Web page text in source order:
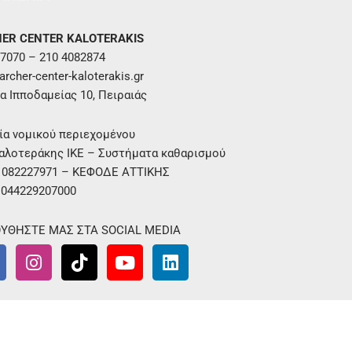
CENTER KALOTERAKIS
– 210 4082874
center-kaloterakis.gr
Ιπποδαμείας 10, Πειραιάς
νομικού περιεχομένου
ΙΚΕ – Συστήματα καθαρισμού
– ΚΕΦΟΔΕ ΑΤΤΙΚΗΣ
ΜΑΣ ΣΤΑ SOCIAL MEDIA
I
n
T
i
Y
o
L
i